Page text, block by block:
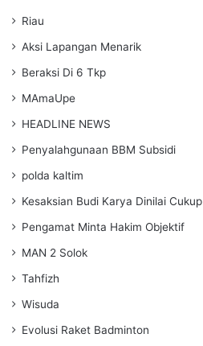
Riau
Aksi Lapangan Menarik
Beraksi Di 6 Tkp
MAmaUpe
HEADLINE NEWS
Penyalahgunaan BBM Subsidi
polda kaltim
Kesaksian Budi Karya Dinilai Cukup
Pengamat Minta Hakim Objektif
MAN 2 Solok
Tahfizh
Wisuda
Evolusi Raket Badminton